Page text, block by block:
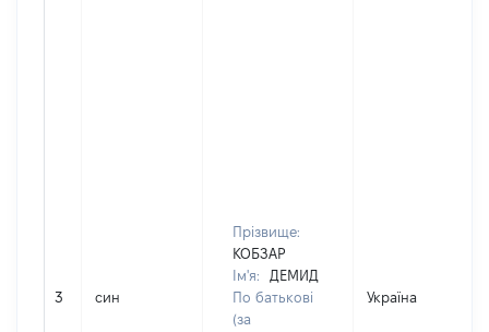
3 син
Прізвище:
КОБЗАР
Ім'я:
ДЕМИД
По батькові
(за
Україна